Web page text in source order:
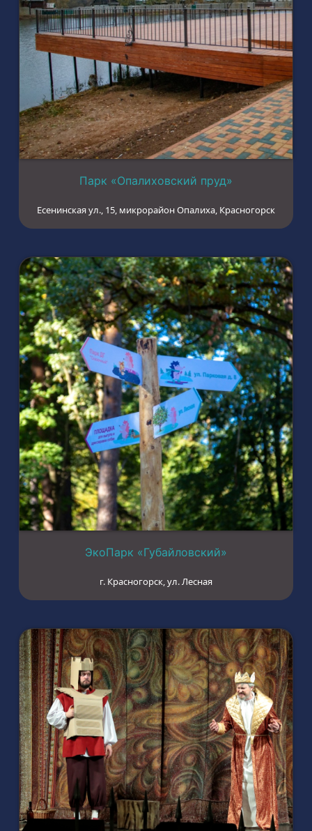
Парк «Опалиховский пруд»
Есенинская ул., 15, микрорайон Опалиха, Красногорск
ЭкоПарк «Губайловский»
г. Красногорск, ул. Лесная